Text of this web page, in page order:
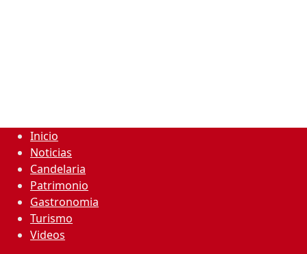
Inicio
Noticias
Candelaria
Patrimonio
Gastronomia
Turismo
Videos